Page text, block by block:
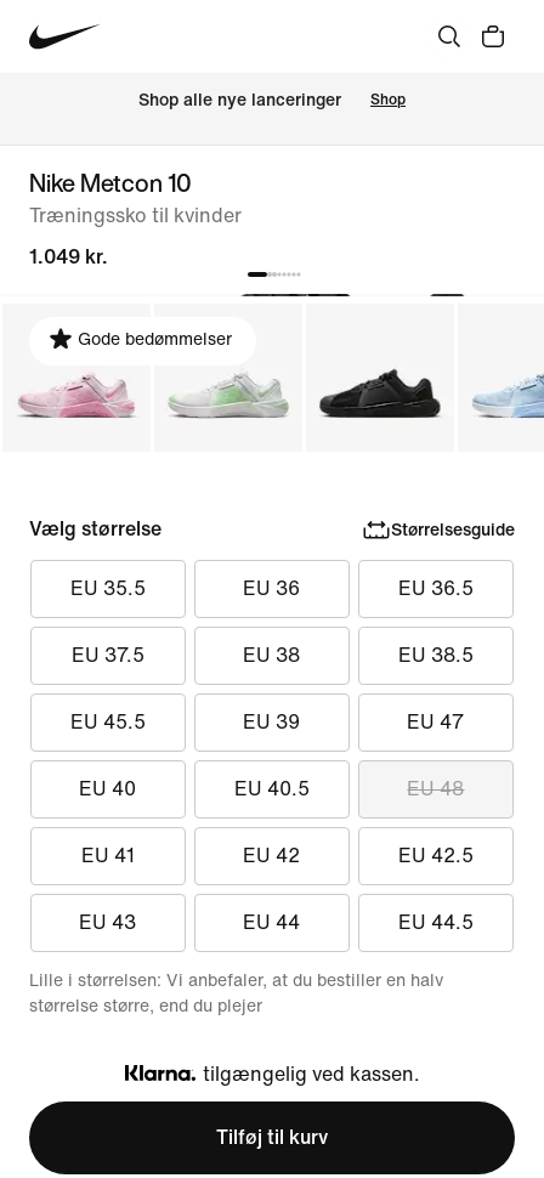
Shop alle nye lanceringer Shop
Nike Metcon 10
Træningssko til kvinder
1.049 kr.
Gode bedømmelser
Vælg størrelse Størrelsesguide
EU 35.5 EU 36 EU 36.5
EU 37.5 EU 38 EU 38.5
EU 45.5 EU 39 EU 47
EU 40 EU 40.5 EU 48
EU 41 EU 42 EU 42.5
EU 43 EU 44 EU 44.5
Lille i størrelsen: Vi anbefaler, at du bestiller en halv
størrelse større, end du plejer
Klarna
tilgængelig ved kassen.
Tilføj til kurv